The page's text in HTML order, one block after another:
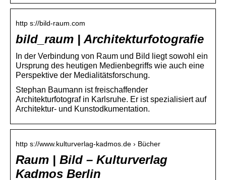
http s://bild-raum.com
bild_raum | Architekturfotografie
In der Verbindung von Raum und Bild liegt sowohl ein
Ursprung des heutigen Medienbegriffs wie auch eine
Perspektive der Medialitätsforschung.
Stephan Baumann ist freischaffender
Architekturfotograf in Karlsruhe. Er ist spezialisiert auf
Architektur- und Kunstodkumentation.
http s://www.kulturverlag-kadmos.de › Bücher
Raum | Bild – Kulturverlag
Kadmos Berlin